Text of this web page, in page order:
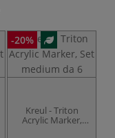
-20%
Kreul - Triton
Acrylic Marker,